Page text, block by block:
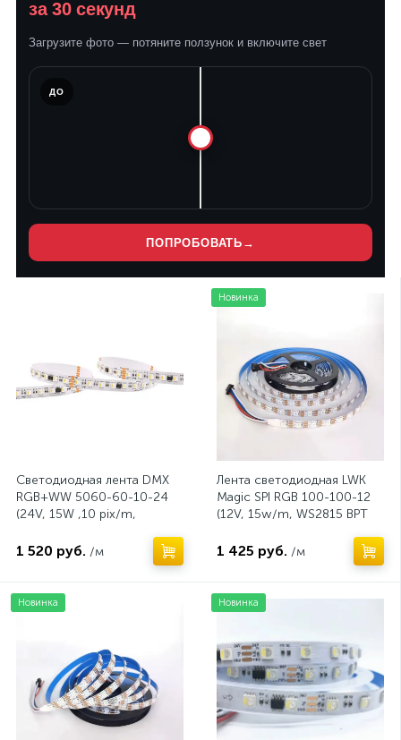
за 30 секунд
Загрузите фото — потяните ползунок и включите свет
ДО
ПОПРОБОВАТЬ →
Светодиодная лента DMX
RGB+WW 5060-60-10-24
(24V, 15W ,10 pix/m,
PCB 12mm, катушка 5м.)
1 520 руб. /м
Новинка
Лента светодиодная LWK
Magic SPI RGB 100-100-12
(12V, 15w/m, WS2815 BPT
метров)
1 425 руб. /м
Новинка Новинка